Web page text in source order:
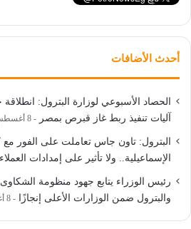
أحدث الأضافات
الحصاد الأسبوعي لوزارة البترول:
آليات تنفيذ ربط غاز قبرص بمصر
8 أغسطس، 2026
البترول: تاون جاس تعاملت على الفور
الإسماعيلية.. ولا تأثير على إمدادات
رئيس الوزراء يتابع جهود منظومة
والبترول ضمن الوزارات الأعلى إنجازًا
8 أغسطس، 2026